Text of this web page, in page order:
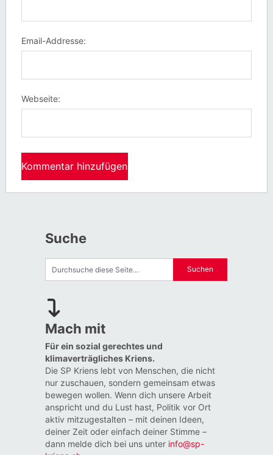
Email-Addresse:
Webseite:
Suche
Mach mit
Für ein sozial gerechtes und
klimaverträgliches Kriens.
Die SP Kriens lebt von Menschen, die nicht
nur zuschauen, sondern gemeinsam etwas
bewegen wollen. Wenn dich unsere Arbeit
anspricht und du Lust hast, Politik vor Ort
aktiv mitzugestalten – mit deinen Ideen,
deiner Zeit oder einfach deiner Stimme –
dann melde dich bei uns unter info@sp-